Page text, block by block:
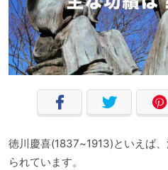
徳川慶喜(1837~1913)といえば
られています。